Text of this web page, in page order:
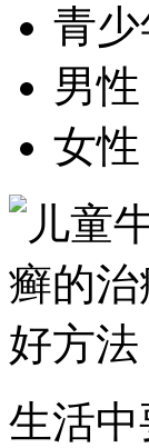
青少
男性
女性
生活